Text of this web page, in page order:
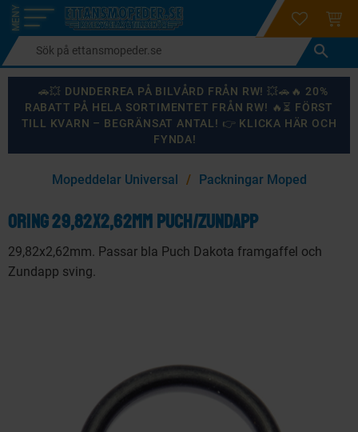
Meny
login
🚗💥 DUNDERREA PÅ BILVÅRD FRÅN RW! 💥🚗🔥 20%
RABATT PÅ HELA SORTIMENTET FRÅN RW! 🔥⏳ FÖRST
TILL KVARN – BEGRÄNSAT ANTAL! 👉 KLICKA HÄR OCH
FYNDA!
KANSKE NÅGON AV DESSA PRODUKTER KAN INTRESSERA
DIG?
Montage/Arbetshandsk
e Hanvo PE304 1 par
Solglasögon 5 pack
Mopeddelar Universal Packningar Moped
Oring 29,82x2,62mm Puch/Zundapp
29,82x2,62mm. Passar bla Puch Dakota framgaffel och
Zundapp sving.